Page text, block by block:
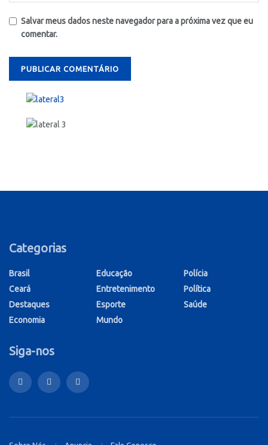
Salvar meus dados neste navegador para a próxima vez que eu
comentar.
Categorias
Brasil
Ceará
Destaques
Economia
Educação
Entretenimento
Esporte
Mundo
Polícia
Política
Saúde
Siga-nos